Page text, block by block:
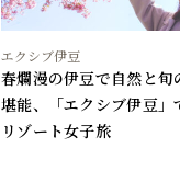
エクシブ伊豆
春爛漫の伊豆で自然と旬
堪能、「エクシブ伊豆」
リゾート女子旅